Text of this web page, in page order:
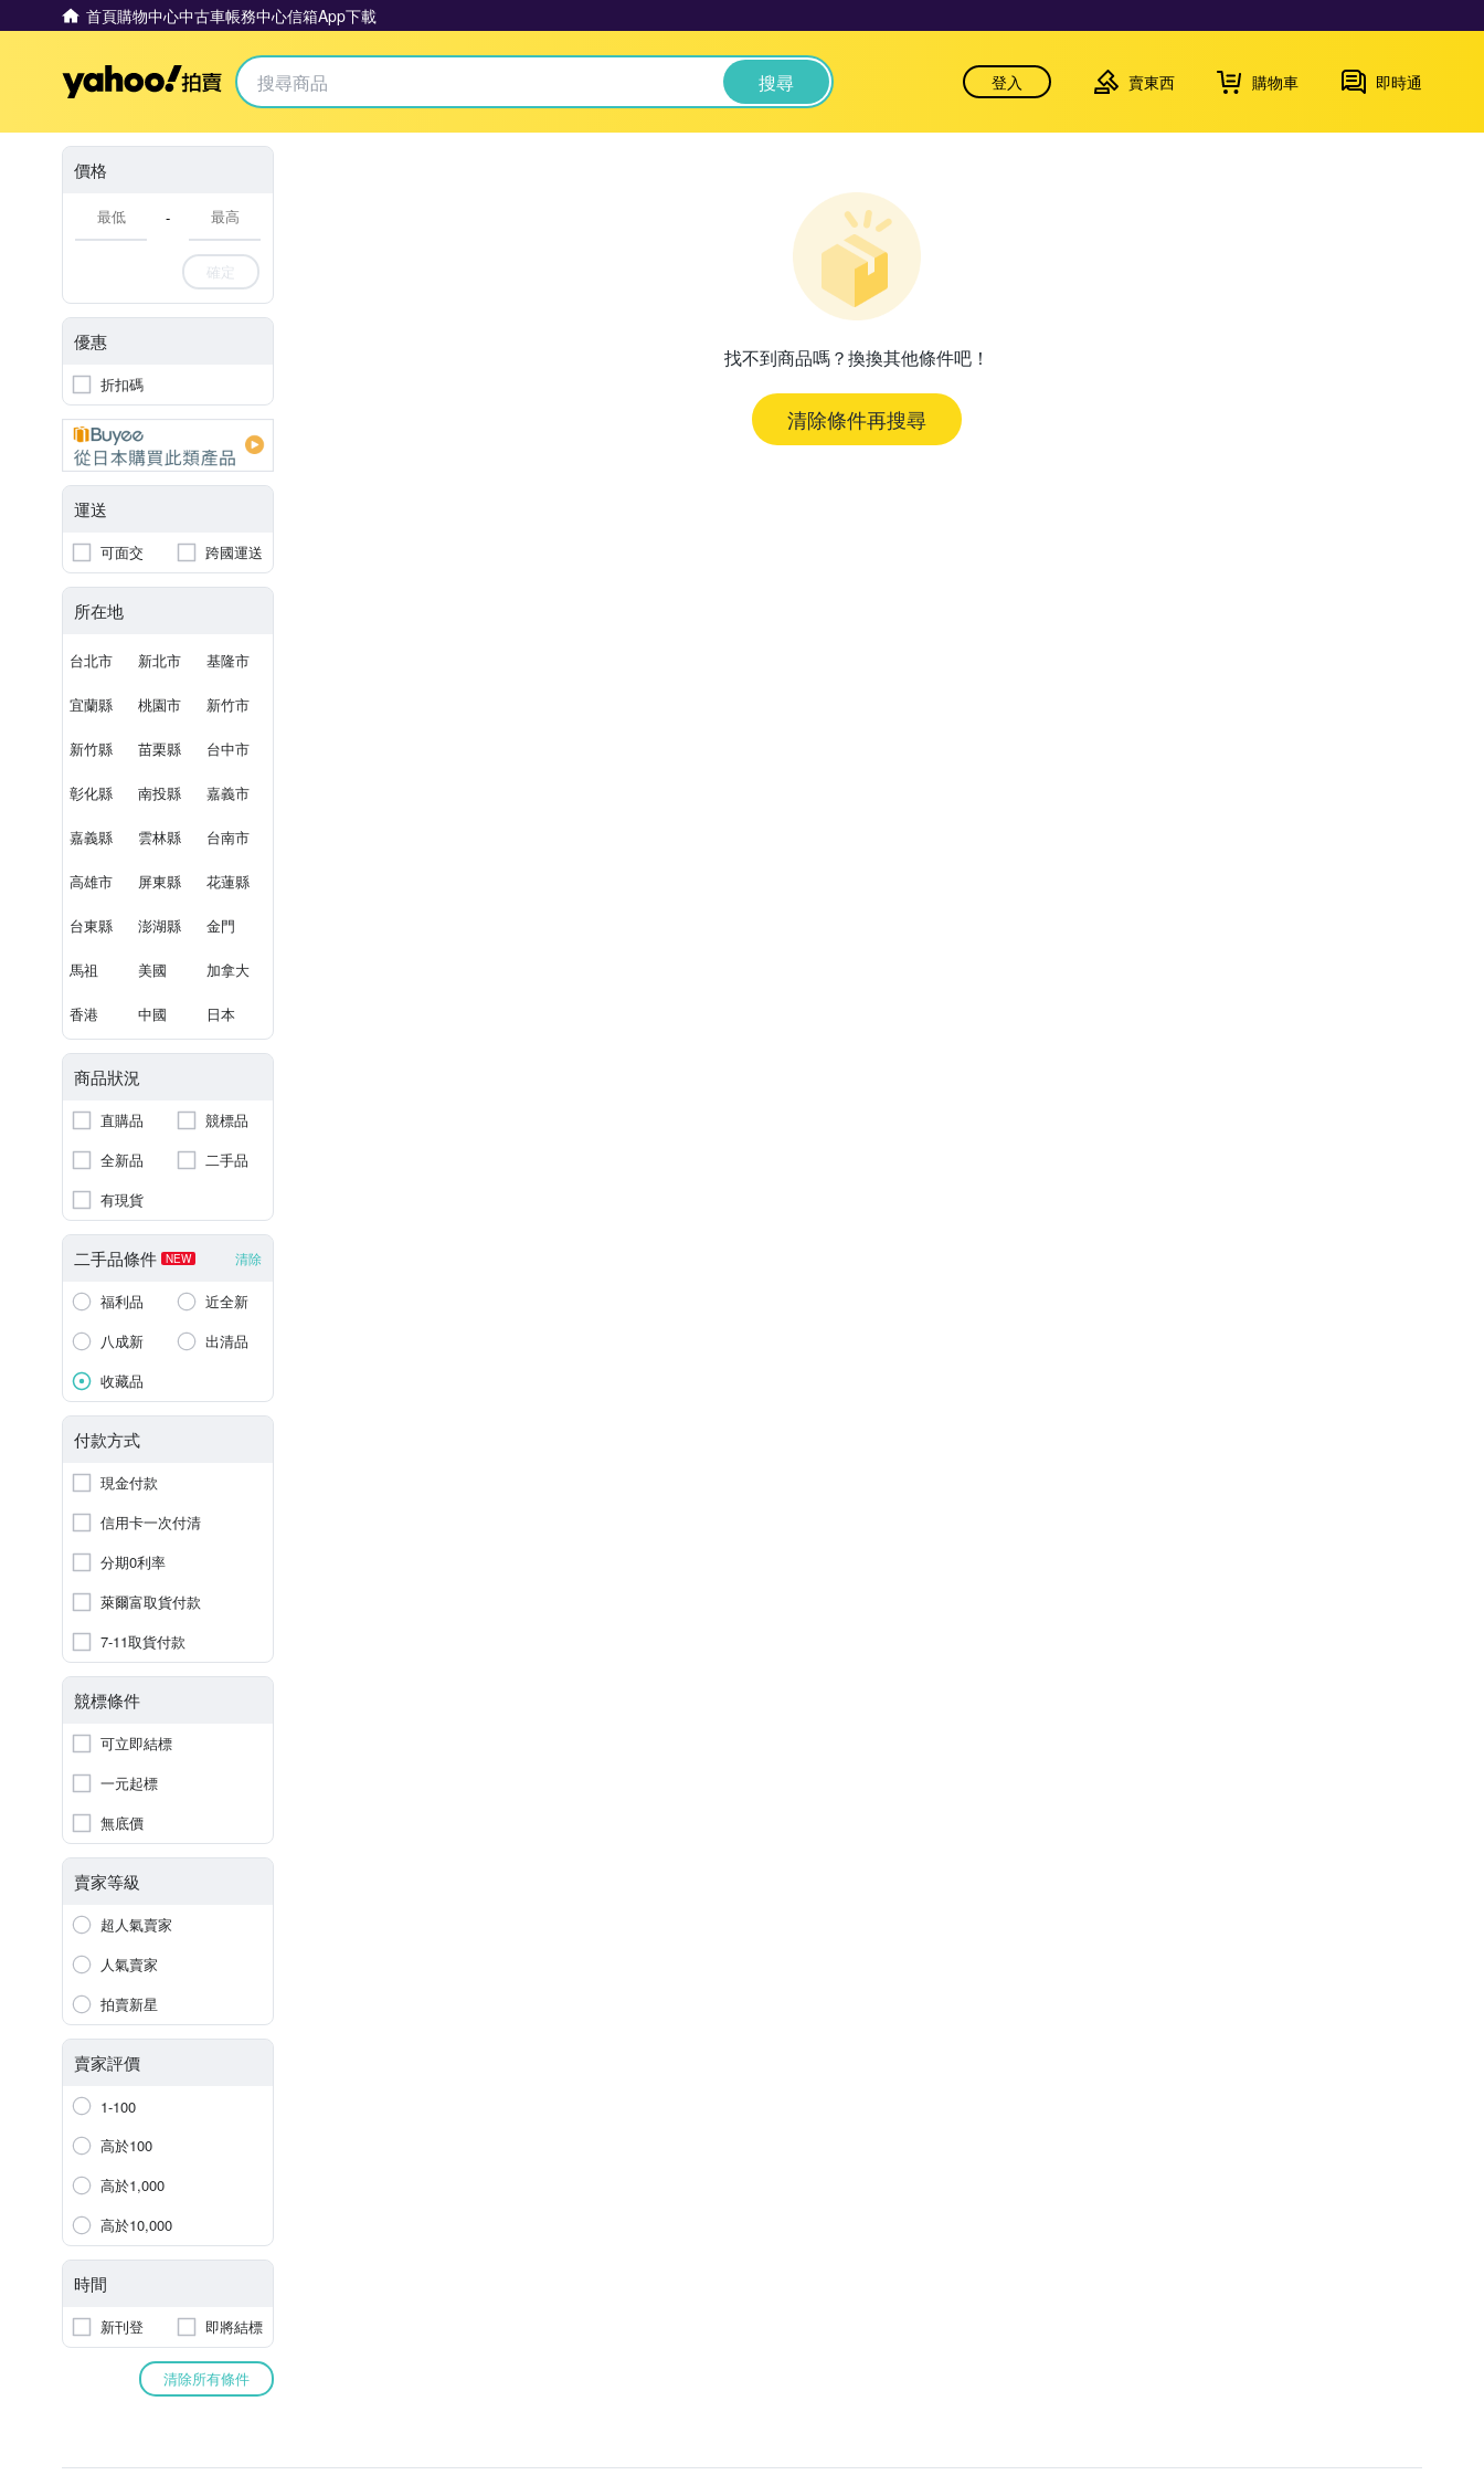
首頁購物中心中古車帳務中心信箱App下載
Yahoo拍賣 搜尋 登入 賣東西 購物車 即時通
價格
-
確定
優惠
折扣碼
運送
可面交 跨國運送
所在地
台北市 新北市 基隆市
宜蘭縣 桃園市 新竹市
新竹縣 苗栗縣 台中市
彰化縣 南投縣 嘉義市
嘉義縣 雲林縣 台南市
高雄市 屏東縣 花蓮縣
台東縣 澎湖縣 金門
馬祖 美國 加拿大
香港 中國 日本
商品狀況
直購品
競標品
全新品
二手品
有現貨
二手品條件 NEW 清除
福利品
近全新
八成新
出清品
收藏品
付款方式
現金付款
信用卡一次付清
分期0利率
萊爾富取貨付款
7-11取貨付款
競標條件
可立即結標
一元起標
無底價
賣家等級
超人氣賣家
人氣賣家
拍賣新星
賣家評價
1-100
高於100
高於1,000
高於10,000
時間
新刊登 即將結標
清除所有條件
找不到商品嗎？換換其他條件吧！
清除條件再搜尋